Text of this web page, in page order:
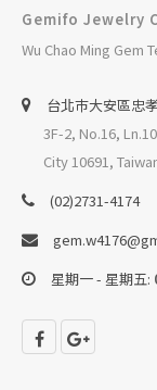
Gemifo Jewelry
Wu Chao Ming Gem
台北巿大安區忠
3F-2, No.16,
City 10691,
(02)2731-4174
星期一 - 星期五: